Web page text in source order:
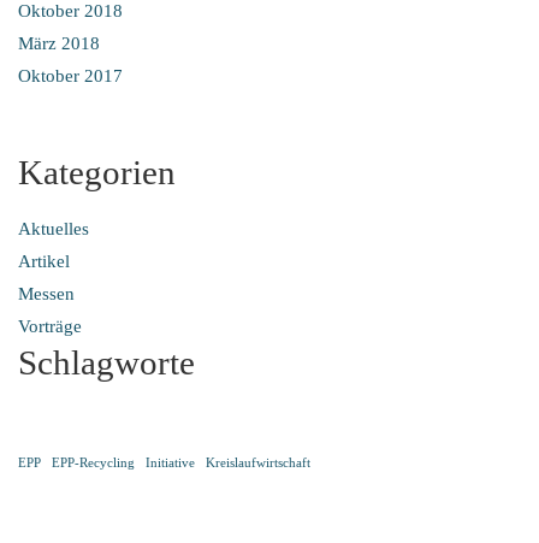
Oktober 2018
März 2018
Oktober 2017
Kategorien
Aktuelles
Artikel
Messen
Vorträge
Schlagworte
EPP EPP-Recycling Initiative Kreislaufwirtschaft